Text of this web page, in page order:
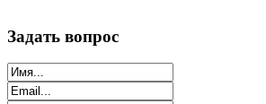
Задать вопрос